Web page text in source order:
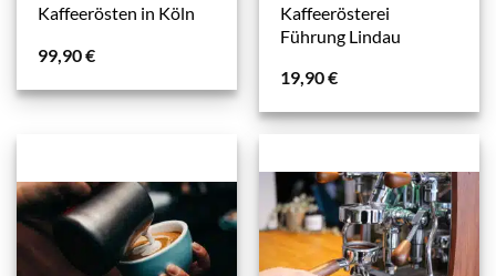
Kaffeerösten in Köln
99,90€
Kaffeerösterei
Führung Lindau
19,90€